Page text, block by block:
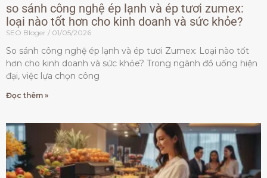
so sánh công nghệ ép lạnh và ép tươi zumex:
loại nào tốt hơn cho kinh doanh và sức khỏe?
SEO Bloger 01/05/2026
So sánh công nghệ ép lạnh và ép tươi Zumex: Loại nào tốt
hơn cho kinh doanh và sức khỏe? Trong ngành đồ uống hiện
đại, việc lựa chọn công
Đọc thêm »